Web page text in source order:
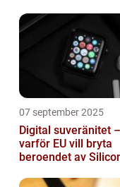
07 september 2025
Digital suveränitet –
varför EU vill bryta
beroendet av